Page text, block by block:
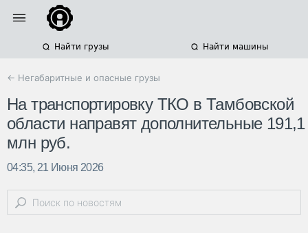
Найти грузы Найти машины
← Негабаритные и опасные грузы
На транспортировку ТКО в Тамбовской
области направят дополнительные 191,1
млн руб.
04:35, 21 Июня 2026